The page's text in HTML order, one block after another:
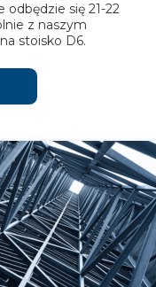
się 21-22
z naszym
stoisko D6.